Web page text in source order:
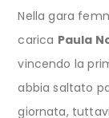
Nella gara
carica Paula
vincendo la
abbia saltato
giornata,